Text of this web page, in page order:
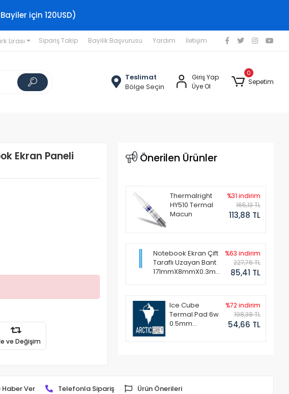
için 120USD)
Lirası Sipariş Takip Bayilik Başvurusu Yardım İletişim
Teslimat
Bölge Seçin
Giriş Yap
Üye Ol
0
Sepetim
Ekran Paneli
ve Değişim
Önerilen Ürünler
Thermalright
HY510 Termal
Macun
%31 indirim
165,13 TL
113,88 TL
Notebook Ekran Çift
Taraflı Uzayan Bant
171mmX8mmX0.3mm
%63 indirim
227,76 TL
85,41 TL
Ice Cube
Termal Pad 6w
0.5mm
%72 indirim
198,38 TL
54,66 TL
Haber Ver Telefonla Sipariş Ürün Önerileri